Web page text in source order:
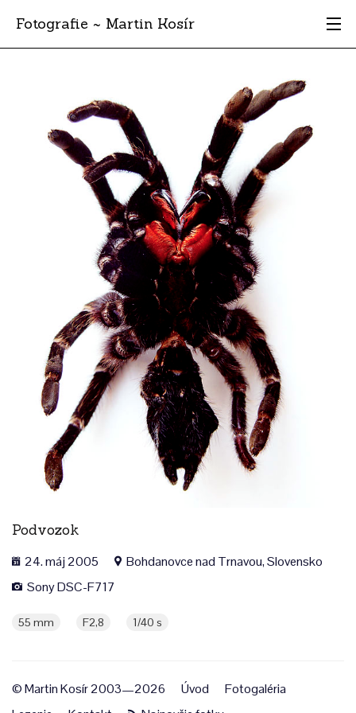
Fotografie ~ Martin Kosír
Miesta
Podvozok
24. máj 2005
Bohdanovce nad Trnavou, Slovensko
Sony DSC-F717
55 mm F2,8 1/40 s
© Martin Kosír 2003—2026 Úvod
Fotogaléria